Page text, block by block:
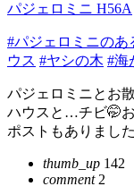
パジェロミニ H56A
#パジェロミニのあ
ウス #ヤシの木 #海
パジェロミニとお
ハウスと…チビ🤭
ポストもありまし
thumb_up 142
comment2